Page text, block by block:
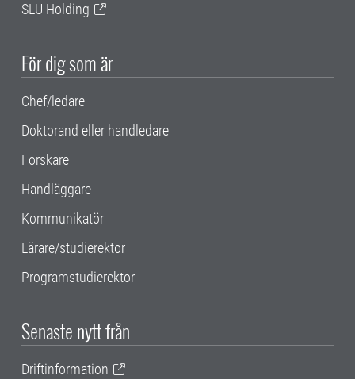
SLU Holding
För dig som är
Chef/ledare
Doktorand eller handledare
Forskare
Handläggare
Kommunikatör
Lärare/studierektor
Programstudierektor
Senaste nytt från
Driftinformation